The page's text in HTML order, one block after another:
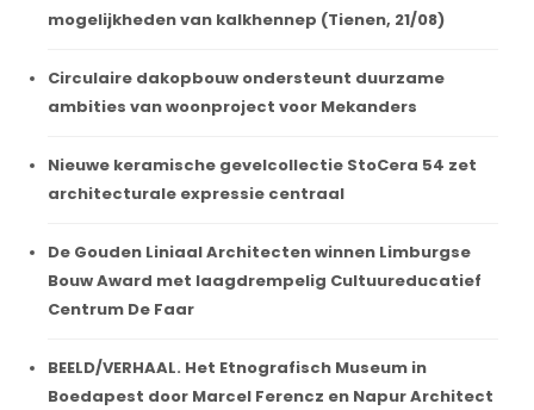
mogelijkheden van kalkhennep (Tienen, 21/08)
Circulaire dakopbouw ondersteunt duurzame
ambities van woonproject voor Mekanders
Nieuwe keramische gevelcollectie StoCera 54 zet
architecturale expressie centraal
De Gouden Liniaal Architecten winnen Limburgse
Bouw Award met laagdrempelig Cultuureducatief
Centrum De Faar
BEELD/VERHAAL. Het Etnografisch Museum in
Boedapest door Marcel Ferencz en Napur Architect